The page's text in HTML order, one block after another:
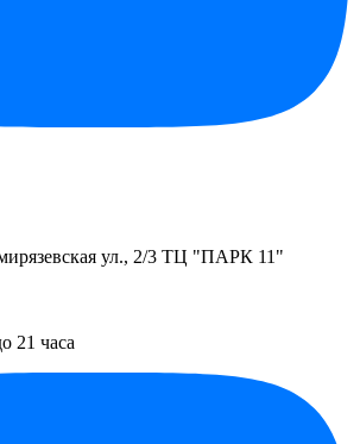
ул., 2/3 ТЦ "ПАРК 11"
21 часа